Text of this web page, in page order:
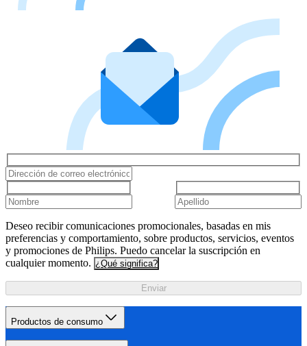
Deseo recibir comunicaciones promocionales, basadas en mis
preferencias y comportamiento, sobre productos, servicios, eventos
y promociones de Philips. Puedo cancelar la suscripción en
cualquier momento. ¿Qué significa?
Enviar
Productos de consumo